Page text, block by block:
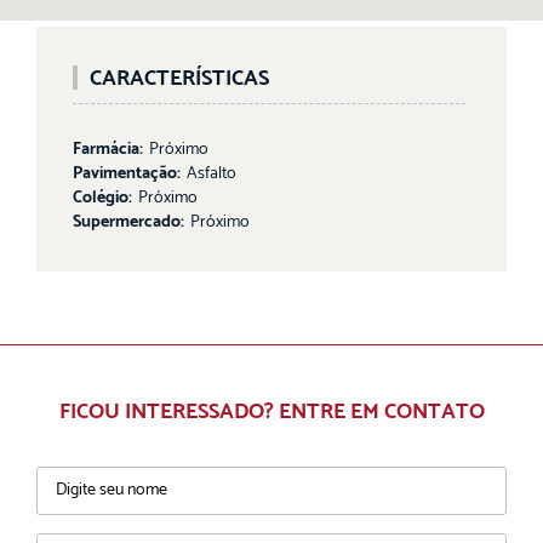
CARACTERÍSTICAS
Farmácia: Próximo
Pavimentação: Asfalto
Colégio: Próximo
Supermercado: Próximo
FICOU INTERESSADO? ENTRE EM CONTATO